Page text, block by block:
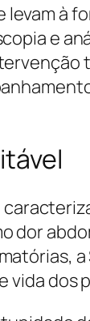
à
e
dor
vida dos